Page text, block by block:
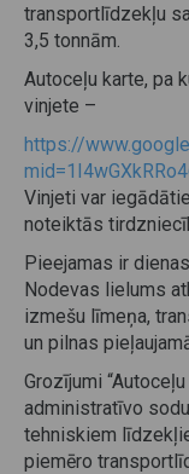
transportlīdzekļu
3,5 tonnām.
Autoceļu karte, pa
vinjete –
https://
Vinjeti var
noteiktās
Pieejamas ir
Nodevas lielums
izmešu līmeņa,
un pilnas
Grozījumi
administratīvo
tehniskiem
piemēro